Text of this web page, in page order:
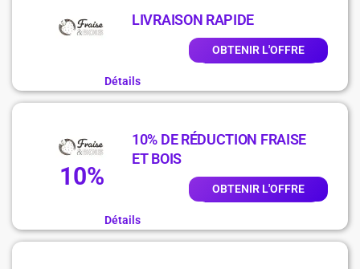
LIVRAISON RAPIDE
OBTENIR L'OFFRE
Détails
10%
10% DE RÉDUCTION FRAISE
ET BOIS
OBTENIR L'OFFRE
Détails